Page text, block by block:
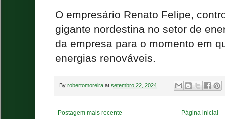
O empresário Renato Felipe,
gigante nordestina no setor de
da empresa para o momento em
energias renováveis.
By robertomoreira at setembro 22, 2024
Postagem mais recente Página inicial